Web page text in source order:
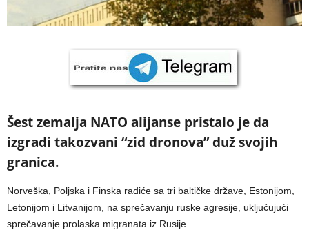
Šest zemalja NATO alijanse pristalo je da
izgradi takozvani “zid dronova” duž svojih
granica.
Norveška, Poljska i Finska radiće sa tri baltičke države, Estonijom,
Letonijom i Litvanijom, na sprečavanju ruske agresije, uključujući
sprečavanje prolaska migranata iz Rusije.